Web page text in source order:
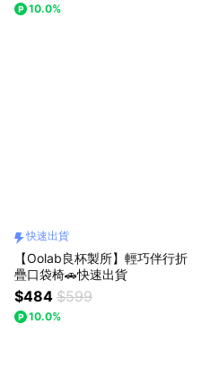
10.0%
快速出貨
【Oolab良杯製所】輕巧伴行折
疊口袋椅🚗快速出貨
$484 $599
10.0%